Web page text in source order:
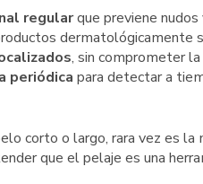
regularque previene
dermatológicamente
, sin comprometer
periódica para detectar a
corto o largo, rara vez es la
que el pelaje es una